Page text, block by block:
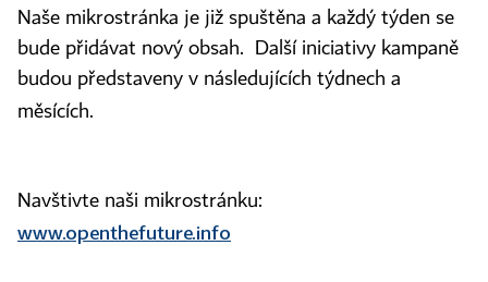
Naše mikrostránka je již spuštěna a každý týden se
bude přidávat nový obsah. Další iniciativy kampaně
budou představeny v následujících týdnech a
měsících.
Navštivte naši mikrostránku:
www.openthefuture.info